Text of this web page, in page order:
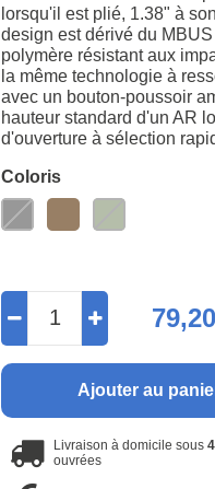
lorsqu'il est plié, 1.38" à
design est dérivé du
polymère résistant aux
la même technologie à
avec un bouton-poussoir
hauteur standard d'un AR
d'ouverture à sélection
Coloris
Ajouter au
Livraison à domicile sous
ouvrées